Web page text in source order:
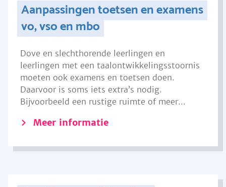
Aanpassingen toetsen en examens
vo, vso en mbo
Dove en slechthorende leerlingen en
leerlingen met een taalontwikkelingsstoornis
moeten ook examens en toetsen doen.
Daarvoor is soms iets extra’s nodig.
Bijvoorbeeld een rustige ruimte of meer...
Meer informatie